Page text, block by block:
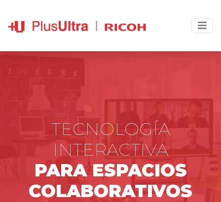
TECNOLOGÍA
INTERACTIVA
PARA ESPACIOS
COLABORATIVOS